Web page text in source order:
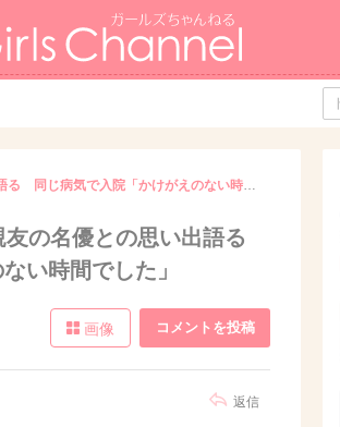
水谷豊 40歳で死去した大親友の名優との思い出語る 同じ病気で入院「かけがえのない時間でした」
の名優との思い出語る
い時間でした」
コメントを投稿
画像
返信